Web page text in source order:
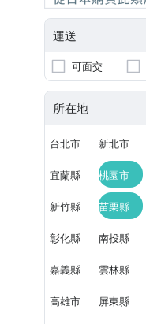
運送
可面交
所在地
台北市 新北市
宜蘭縣 桃園市
新竹縣 苗栗縣
彰化縣 南投縣
嘉義縣 雲林縣
高雄市 屏東縣